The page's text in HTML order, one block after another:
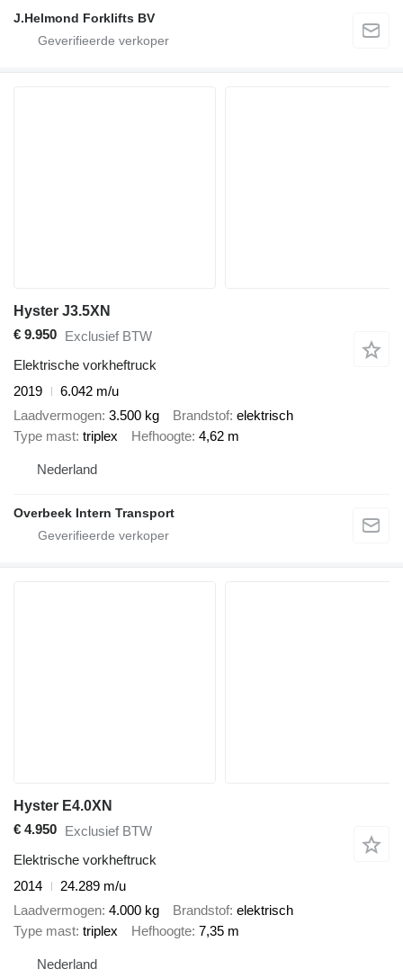
J.Helmond Forklifts BV
Hyster J3.5XN
€ 9.950 Exclusief BTW
Elektrische vorkheftruck
2019
6.042 m/u
Laadvermogen 3.500 kg Brandstof elektrisch
Type mast triplex Hefhoogte 4,62 m
Nederland
Overbeek Intern Transport
Hyster E4.0XN
€ 4.950 Exclusief BTW
Elektrische vorkheftruck
2014
24.289 m/u
Laadvermogen 4.000 kg Brandstof elektrisch
Type mast triplex Hefhoogte 7,35 m
Nederland